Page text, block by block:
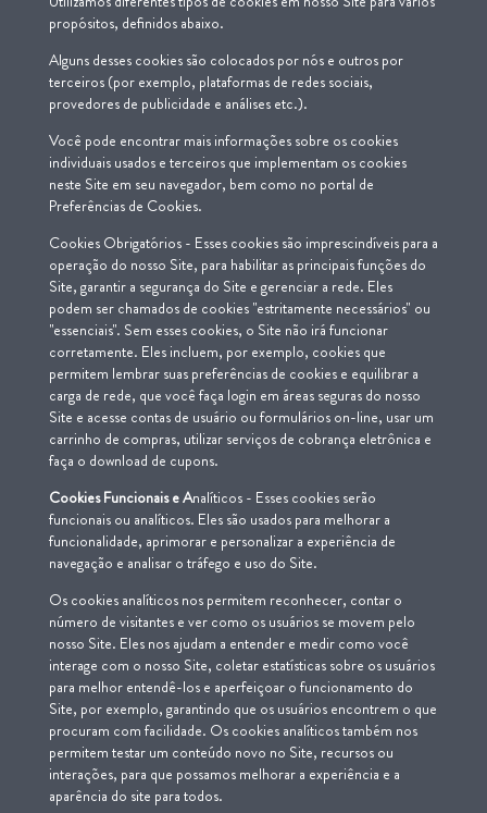
propósitos, definidos abaixo.
Alguns desses cookies são colocados por nós e outros por
terceiros (por exemplo, plataformas de redes sociais,
provedores de publicidade e análises etc.).
Você pode encontrar mais informações sobre os cookies
individuais usados e terceiros que implementam os cookies
neste Site em seu navegador, bem como no portal de
Preferências de Cookies.
Cookies Obrigatórios - Esses cookies são imprescindíveis para a
operação do nosso Site, para habilitar as principais funções do
Site, garantir a segurança do Site e gerenciar a rede. Eles
podem ser chamados de cookies "estritamente necessários" ou
"essenciais". Sem esses cookies, o Site não irá funcionar
corretamente. Eles incluem, por exemplo, cookies que
permitem lembrar suas preferências de cookies e equilibrar a
carga de rede, que você faça login em áreas seguras do nosso
Site e acesse contas de usuário ou formulários on-line, usar um
carrinho de compras, utilizar serviços de cobrança eletrônica e
faça o download de cupons.
CookiesFuncionais eAnalíticos - Esses cookies serão
funcionais ou analíticos. Eles são usados para melhorar a
funcionalidade, aprimorar e personalizar a experiência de
navegação e analisar o tráfego e uso do Site.
Os cookies analíticos nos permitem reconhecer, contar o
número de visitantes e ver como os usuários se movem pelo
nosso Site. Eles nos ajudam a entender e medir como você
interage com o nosso Site, coletar estatísticas sobre os usuários
para melhor entendê-los e aperfeiçoar o funcionamento do
Site, por exemplo, garantindo que os usuários encontrem o que
procuram com facilidade. Os cookies analíticos também nos
permitem testar um conteúdo novo no Site, recursos ou
interações, para que possamos melhorar a experiência e a
aparência do site para todos.